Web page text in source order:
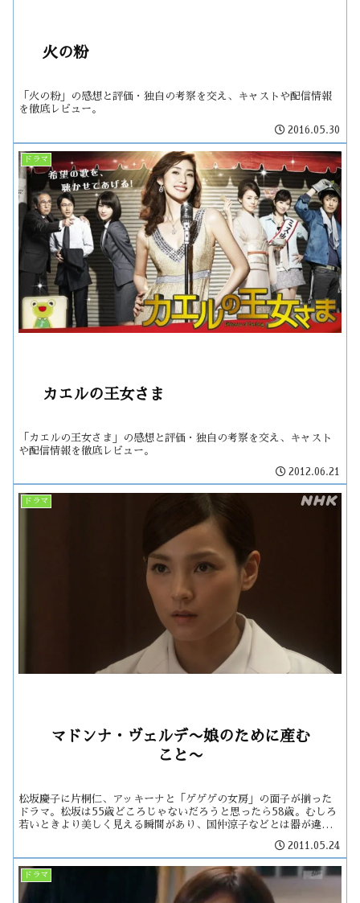
火の粉
「火の粉」の感想と評価・独自の考察を交え、キャストや配信情報
を徹底レビュー。
2016.05.30
ドラマ
カエルの王女さま
「カエルの王女さま」の感想と評価・独自の考察を交え、キャスト
や配信情報を徹底レビュー。
2012.06.21
ドラマ
マドンナ・ヴェルデ〜娘のために産む
こと〜
松坂慶子に片桐仁、アッキーナと「ゲゲゲの女房」の面子が揃った
ドラマ。松坂は55歳どころじゃないだろうと思ったら58歳。むしろ
若いときより美しく見える瞬間があり、国仲涼子などとは器が違
2011.05.24
ドラマ